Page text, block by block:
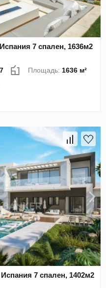
7 спален, 1636м2
7 Площадь: 1636 м²
7 спален, 1402м2